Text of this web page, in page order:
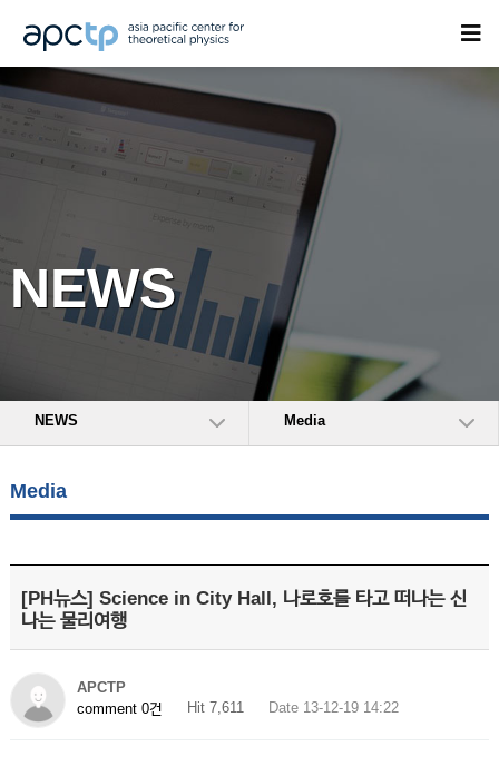
NEWS
NEWS Media
Media
[PH뉴스] Science in City Hall, 나로호를 타고 떠나는 신
나는 물리여행
APCTP
comment 0건
Hit 7,611 Date 13-12-19 14:22